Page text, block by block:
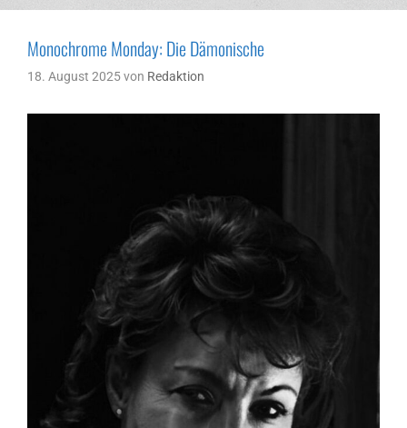
Monochrome Monday: Die Dämonische
18. August 2025von Redaktion